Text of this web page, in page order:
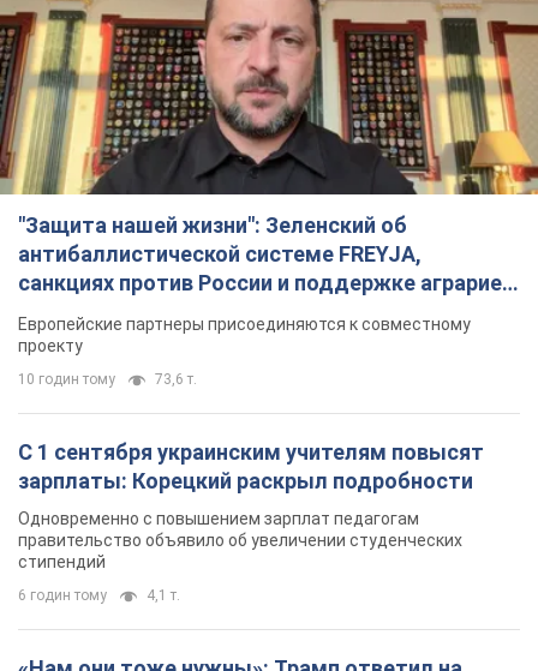
"Защита нашей жизни": Зеленский об
антибаллистической системе FREYJA,
санкциях против России и поддержке аграриев.
Видео
Европейские партнеры присоединяются к совместному
проекту
10 годин тому 73,6 т.
С 1 сентября украинским учителям повысят
зарплаты: Корецкий раскрыл подробности
Одновременно с повышением зарплат педагогам
правительство объявило об увеличении студенческих
стипендий
6 годин тому 4,1 т.